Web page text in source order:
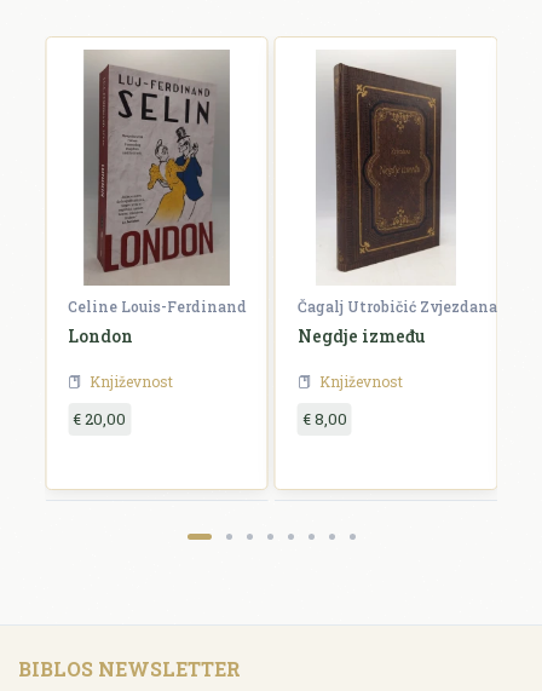
Celine Louis-Ferdinand
London
Književnost
€ 20,00
Čagalj Utrobičić Zvjezdana
Negdje između
Književnost
€ 8,00
BIBLOS NEWSLETTER